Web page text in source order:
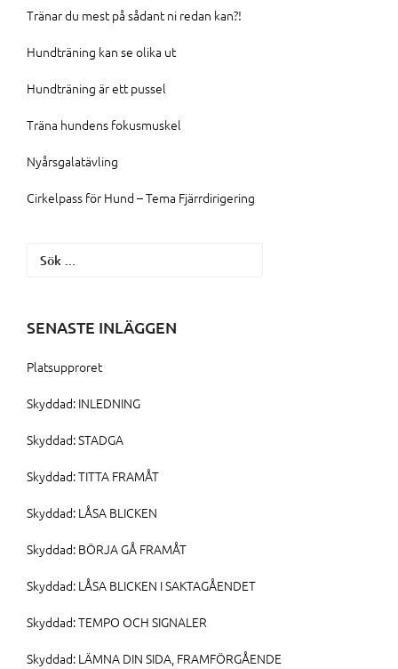
Tränar du mest på sådant ni redan kan?!
Hundträning kan se olika ut
Hundträning är ett pussel
Träna hundens fokusmuskel
Nyårsgalatävling
Cirkelpass för Hund – Tema Fjärrdirigering
Sök
SENASTE INLÄGGEN
Platsupproret
Skyddad: INLEDNING
Skyddad: STADGA
Skyddad: TITTA FRAMÅT
Skyddad: LÅSA BLICKEN
Skyddad: BÖRJA GÅ FRAMÅT
Skyddad: LÅSA BLICKEN I SAKTAGÅENDET
Skyddad: TEMPO OCH SIGNALER
Skyddad: LÄMNA DIN SIDA, FRAMFÖRGÅENDE